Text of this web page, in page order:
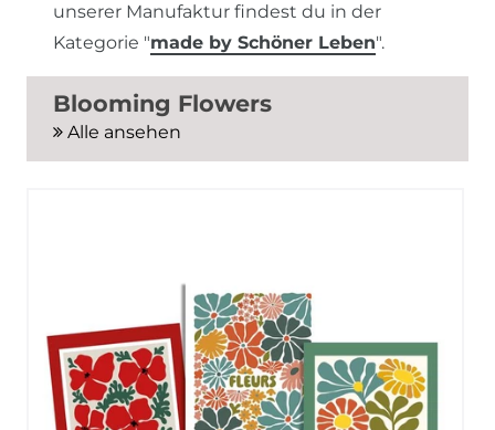
unserer Manufaktur findest du in der
Kategorie "made by Schöner Leben".
Blooming Flowers
Alle ansehen